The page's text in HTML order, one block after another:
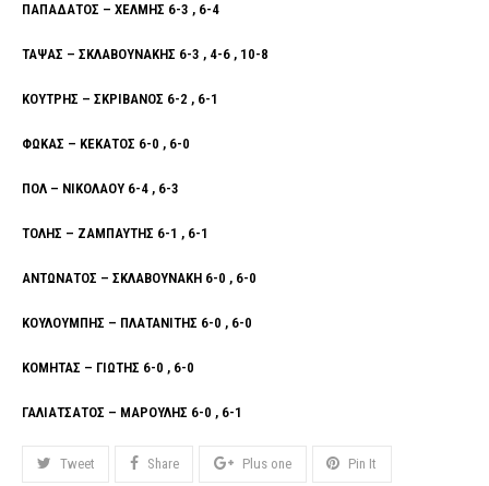
ΠΑΠΑΔΑΤΟΣ – ΧΕΛΜΗΣ 6-3 , 6-4
ΤΑΨΑΣ – ΣΚΛΑΒΟΥΝΑΚΗΣ 6-3 , 4-6 , 10-8
ΚΟΥΤΡΗΣ – ΣΚΡΙΒΑΝΟΣ 6-2 , 6-1
ΦΩΚΑΣ – ΚΕΚΑΤΟΣ 6-0 , 6-0
ΠΟΛ – ΝΙΚΟΛΑΟΥ 6-4 , 6-3
ΤΟΛΗΣ – ΖΑΜΠΑΥΤΗΣ 6-1 , 6-1
ΑΝΤΩΝΑΤΟΣ – ΣΚΛΑΒΟΥΝΑΚΗ 6-0 , 6-0
ΚΟΥΛΟΥΜΠΗΣ – ΠΛΑΤΑΝΙΤΗΣ 6-0 , 6-0
ΚΟΜΗΤΑΣ – ΓΙΩΤΗΣ 6-0 , 6-0
ΓΑΛΙΑΤΣΑΤΟΣ – ΜΑΡΟΥΛΗΣ 6-0 , 6-1
Tweet Share Plus one Pin It